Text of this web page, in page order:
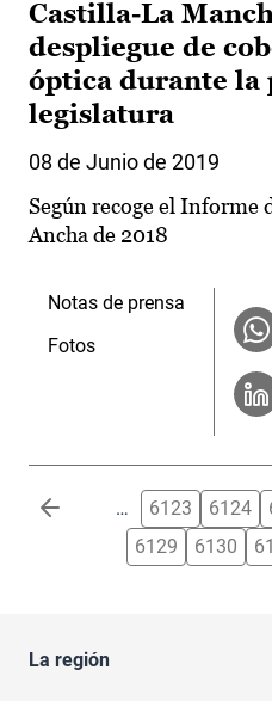
Castilla-La
despliegue de
óptica durante la
legislatura
08 de Junio de 2019
Según recoge el Informe
Ancha de 2018
Notas de prensa
Fotos
Paginación … 6123 6124
6129
6130
La región